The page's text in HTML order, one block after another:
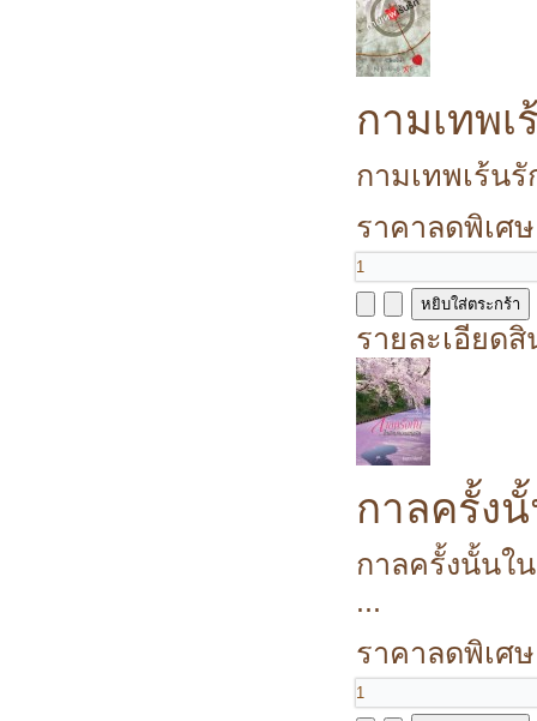
กามเทพเ
กามเทพเร้น
ราคาลดพิเศ
รายละเอียด
กาลครั้ง
กาลครั้งนั้นใ
...
ราคาลดพิเศ